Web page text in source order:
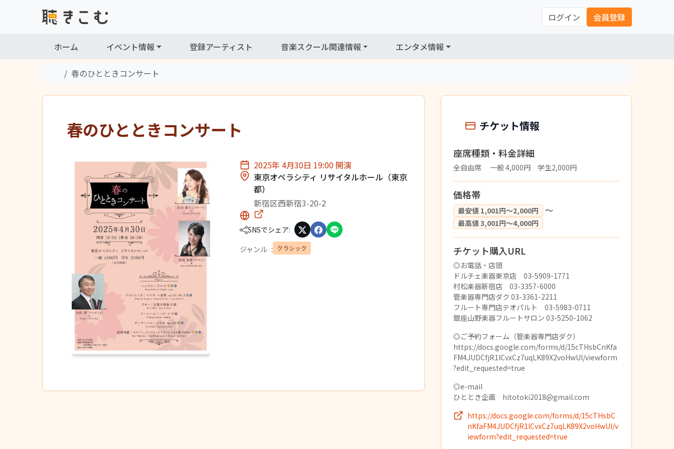
ログイン
会員登録
ホーム イベント情報 登録アーティスト 音楽スクール関連情報 エンタメ情報
Home
春のひとときコンサート
春のひとときコンサート
2025年 4月30日 19:00 開演
東京オペラシティ リサイタルホール（東京
都）
新宿区西新宿3-20-2
SNSでシェア:
ジャンル : クラシック
チケット情報
座席種類・料金詳細
全自由席 一般 4,000円 学生2,000円
価格帯
最安値 1,001円〜2,000円 〜
最高値 3,001円〜4,000円
チケット購入URL
◎お電話・店頭
ドルチェ楽器東京店 03-5909-1771
村松楽器新宿店 03-3357-6000
管楽器専門店ダク 03-3361-2211
フルート専門店テオパルト 03-5983-0711
銀座山野楽器フルートサロン 03-5250-1062
◎ご予約フォーム（管楽器専門店ダク）
https://docs.google.com/forms/d/15cTHsbCnKfa
FM4JUDCfjR1lCvxCz7uqLK89X2voHwUI/viewform
?edit_requested=true
◎e-mail
ひととき企画 hitotoki2018@gmail.com
https://docs.google.com/forms/d/15cTHsbC
nKfaFM4JUDCfjR1lCvxCz7uqLK89X2voHwUI/v
iewform?edit_requested=true